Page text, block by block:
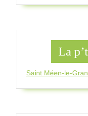
La
Saint Méen-le-